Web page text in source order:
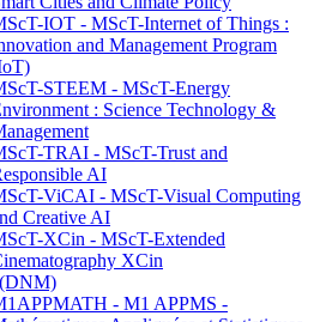
IOT - MScT-Internet of Things :
and Management Program
STEEM - MScT-Energy
: Science Technology &
TRAI - MScT-Trust and
AI
ViCAI - MScT-Visual Computing
Creative AI
XCin - MScT-Extended
XCin
- M1 APPMS -